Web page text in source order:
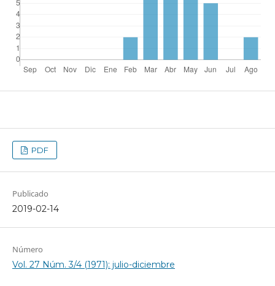
PDF
Publicado
2019-02-14
Número
Vol. 27 Núm. 3/4 (1971): julio-diciembre